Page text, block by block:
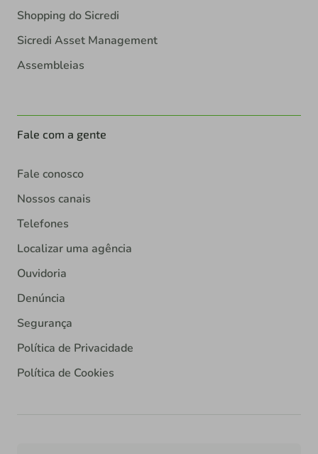
Shopping do Sicredi
Sicredi Asset Management
Assembleias
Fale com a gente
Fale conosco
Nossos canais
Telefones
Localizar uma agência
Ouvidoria
Denúncia
Segurança
Política de Privacidade
Política de Cookies